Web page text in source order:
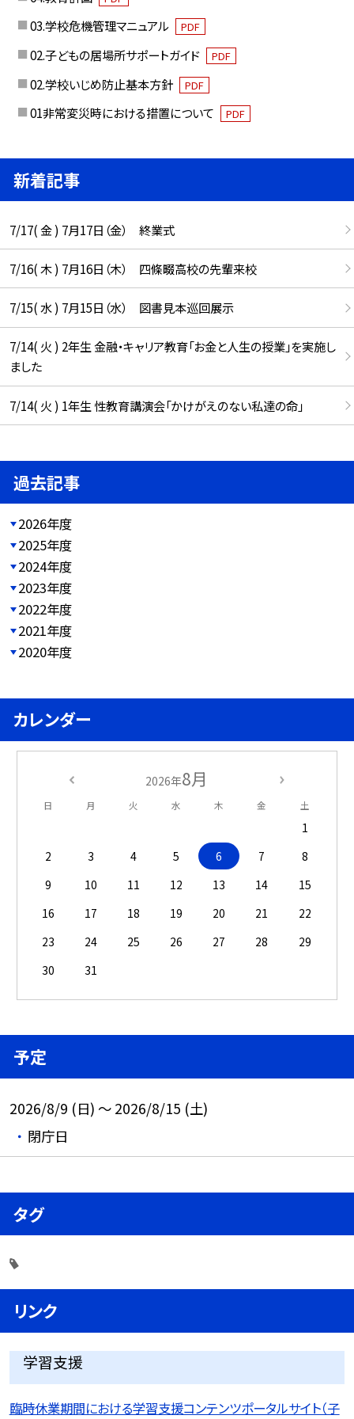
03.学校危機管理マニュアル PDF
02.子どもの居場所サポートガイド PDF
02.学校いじめ防止基本方針 PDF
01非常変災時における措置について PDF
新着記事
7/17( 金 ) 7月17日（金） 終業式
7/16( 木 ) 7月16日（木） 四條畷高校の先輩来校
7/15( 水 ) 7月15日（水） 図書見本巡回展示
7/14( 火 ) 2年生 金融・キャリア教育「お金と人生の授業」を実施し
ました
7/14( 火 ) 1年生 性教育講演会「かけがえのない私達の命」
過去記事
2026年度
2025年度
2024年度
2023年度
2022年度
2021年度
2020年度
カレンダー
2026年8月
日 月 火 水 木 金 土
1
2
3 4 5 6 7
8
9
10 11 12 13 14
15
16
17 18 19 20 21
22
23
24 25 26 27 28
29
30
31
予定
2026/8/9 (日) ～ 2026/8/15 (土)
閉庁日
タグ
リンク
学習支援
臨時休業期間における学習支援コンテンツポータルサイト（子